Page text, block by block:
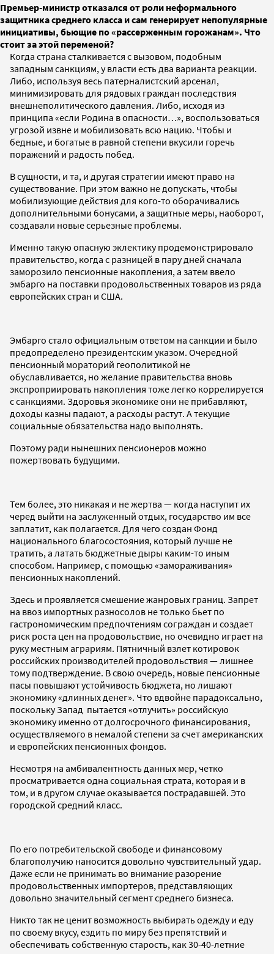
Премьер-министр отказался от роли неформального
защитника среднего класса и сам генерирует непопулярные
инициативы, бьющие по «рассерженным горожанам». Что
стоит за этой переменой?
Когда страна сталкивается с вызовом, подобным
западным санкциям, у власти есть два варианта реакции.
Либо, используя весь патерналистский арсенал,
минимизировать для рядовых граждан последствия
внешнеполитического давления. Либо, исходя из
принципа «если Родина в опасности…», воспользоваться
угрозой извне и мобилизовать всю нацию. Чтобы и
бедные, и богатые в равной степени вкусили горечь
поражений и радость побед.
В сущности, и та, и другая стратегии имеют право на
существование. При этом важно не допускать, чтобы
мобилизующие действия для кого-то оборачивались
дополнительными бонусами, а защитные меры, наоборот,
создавали новые серьезные проблемы.
Именно такую опасную эклектику продемонстрировало
правительство, когда с разницей в пару дней сначала
заморозило пенсионные накопления, а затем ввело
эмбарго на поставки продовольственных товаров из ряда
европейских стран и США.
Эмбарго стало официальным ответом на санкции и было
предопределено президентским указом. Очередной
пенсионный мораторий геополитикой не
обуславливается, но желание правительства вновь
экспроприировать накопления тоже легко коррелируется
с санкциями. Здоровья экономике они не прибавляют,
доходы казны падают, а расходы растут. А текущие
социальные обязательства надо выполнять.
Поэтому ради нынешних пенсионеров можно
пожертвовать будущими.
Тем более, это никакая и не жертва — когда наступит их
черед выйти на заслуженный отдых, государство им все
заплатит, как полагается. Для чего создан Фонд
национального благосостояния, который лучше не
тратить, а латать бюджетные дыры каким-то иным
способом. Например, с помощью «замораживания»
пенсионных накоплений.
Здесь и проявляется смешение жанровых границ. Запрет
на ввоз импортных разносолов не только бьет по
гастрономическим предпочтениям сограждан и создает
риск роста цен на продовольствие, но очевидно играет на
руку местным аграриям. Пятничный взлет котировок
российских производителей продовольствия — лишнее
тому подтверждение. В свою очередь, новые пенсионные
пасы повышают устойчивость бюджета, но лишают
экономику «длинных денег». Что вдвойне парадоксально,
поскольку Запад пытается «отлучить» российскую
экономику именно от долгосрочного финансирования,
осуществляемого в немалой степени за счет американских
и европейских пенсионных фондов.
Несмотря на амбивалентность данных мер, четко
просматривается одна социальная страта, которая и в
том, и в другом случае оказывается пострадавшей. Это
городской средний класс.
По его потребительской свободе и финансовому
благополучию наносится довольно чувствительный удар.
Даже если не принимать во внимание разорение
продовольственных импортеров, представляющих
довольно значительный сегмент среднего бизнеса.
Никто так не ценит возможность выбирать одежду и еду
по своему вкусу, ездить по миру без препятствий и
обеспечивать собственную старость, как 30-40-летние